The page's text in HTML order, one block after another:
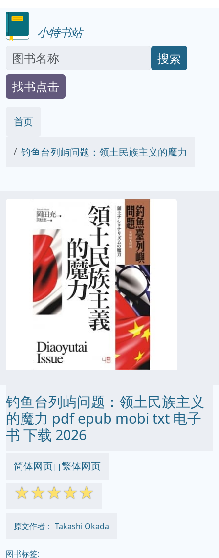
小特书站
搜索
找书点击
首页
钓鱼台列屿问题：领土民族主义的魔力
钓鱼台列屿问题：领土民族主义
的魔力 pdf epub mobi txt 电子
书 下载 2026
简体网页||繁体网页
☆☆☆☆☆
原文作者： Takashi Okada
图书标签: